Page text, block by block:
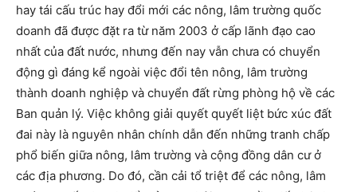
hay tái cấu trúc hay đổi mới các nông, lâm trường quốc
doanh đã được đặt ra từ năm 2003 ở cấp lãnh đạo cao
nhất của đất nước, nhưng đến nay vẫn chưa có chuyển
động gì đáng kể ngoài việc đổi tên nông, lâm trường
thành doanh nghiệp và chuyển đất rừng phòng hộ về các
Ban quản lý. Việc không giải quyết quyết liệt bức xúc đất
đai này là nguyên nhân chính dẫn đến những tranh chấp
phổ biến giữa nông, lâm trường và cộng đồng dân cư ở
các địa phương. Do đó, cần cải tổ triệt để các nông, lâm